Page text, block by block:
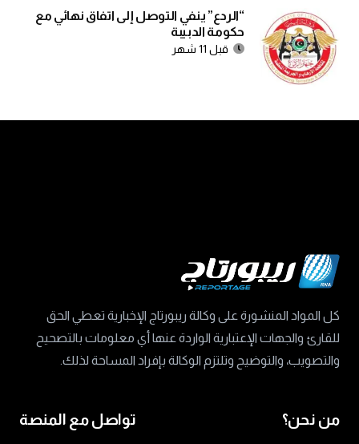
“الردع” ينفي التوصل إلى اتفاق نهائي مع
حكومة الدبيبة
قبل 11 شهر
كل المواد المنشورة على وكالة ريبورتاج الإخبارية تعطي الحق
للقارئ والجهات الإعتبارية الواردة عنها أي معلومات بالتصحيح
والتصويب، والتوضيح وتلتزم الوكالة بإفراد المساحة لذلك.
من نحن؟ تواصل مع المنصة